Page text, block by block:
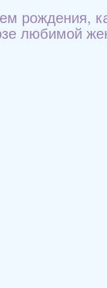
рождения,
любимой